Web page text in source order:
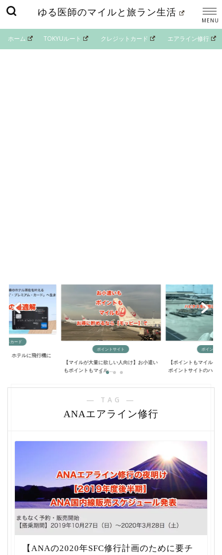
ゆる医師のマイルと旅ラン生活
ホーム TOKYUルート クレジットカード エアライン修行
クスカード
】ホテルに飛行機に
ポイントサイト
【マイルが大量に欲しい人向け】お小遣い
もポイントもマイル...
ポイント
【ポイントもマイルも
ポイントサイトのハ...
― TAG ―
ANAエアライン修行
【ANAの2020年SFC修行計画のために要チ